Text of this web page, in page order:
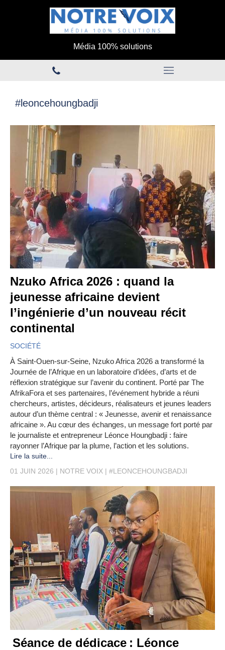
Média 100% solutions
#leoncehoungbadji
Nzuko Africa 2026 : quand la
jeunesse africaine devient
l’ingénierie d’un nouveau récit
continental
SOCIÉTÉ
À Saint-Ouen-sur-Seine, Nzuko Africa 2026 a transformé la
Journée de l’Afrique en un laboratoire d’idées, d’arts et de
réflexion stratégique sur l’avenir du continent. Porté par The
AfrikaFora et ses partenaires, l’événement hybride a réuni
chercheurs, artistes, décideurs, réalisateurs et jeunes leaders
autour d’un thème central : « Jeunesse, avenir et renaissance
africaine ». Au cœur des échanges, un message fort porté par
le journaliste et entrepreneur Léonce Houngbadji : faire
rayonner l’Afrique par la plume, l’action et les solutions.
Lire la suite...
01 JUIN 2026
NOTRE VOIX #LEONCEHOUNGBADJI
Séance de dédicace : Léonce